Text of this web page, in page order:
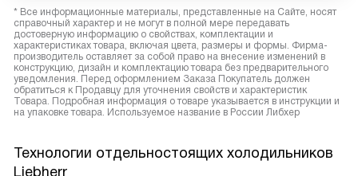
* Все информационные материалы, представленные на Сайте, носят
справочный характер и не могут в полной мере передавать
достоверную информацию о свойствах, комплектации и
характеристиках товара, включая цвета, размеры и формы. Фирма-
производитель оставляет за собой право на внесение изменений в
конструкцию, дизайн и комплектацию товара без предварительного
уведомления. Перед оформлением Заказа Покупатель должен
обратиться к Продавцу для уточнения свойств и характеристик
Товара. Подробная информация о товаре указывается в инструкции и
на упаковке товара. Используемое название в России Либхер
Технологии отдельностоящих холодильников
Liebherr